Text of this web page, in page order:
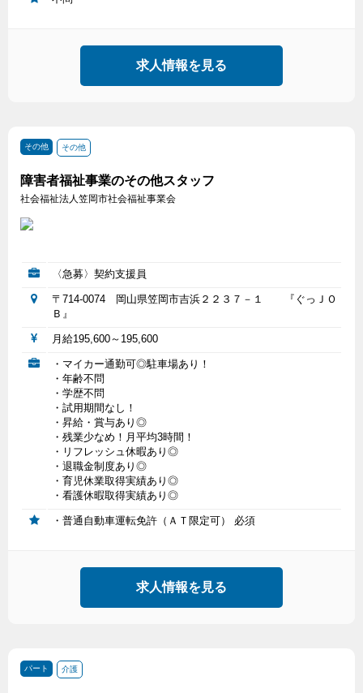
求人情報を見る
その他 その他
障害者福祉事業のその他スタッフ
社会福祉法人笠岡市社会福祉事業会
〈急募〉契約支援員
〒714-0074 岡山県笠岡市吉浜２２３７－１ 『ぐっＪＯ
Ｂ』
月給195,600～195,600
・マイカー通勤可◎駐車場あり！
・年齢不問
・学歴不問
・試用期間なし！
・昇給・賞与あり◎
・残業少なめ！月平均3時間！
・リフレッシュ休暇あり◎
・退職金制度あり◎
・育児休業取得実績あり◎
・看護休暇取得実績あり◎
・普通自動車運転免許（ＡＴ限定可） 必須
求人情報を見る
パート 介護